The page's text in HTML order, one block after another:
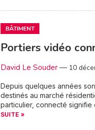
BÂTIMENT
Portiers vidéo
David Le Souder— 10
Depuis quelques années
destinés au marché
particulier, connecté signifie
SUITE »